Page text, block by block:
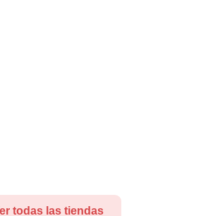
todas las tiendas